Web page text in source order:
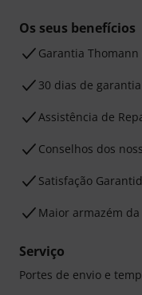
Os seus benefícios
Garantia Thomann
30 dias de
Assistência de
Conselhos dos
Satisfação
Maior armazém da
Serviço
Portes de envio e